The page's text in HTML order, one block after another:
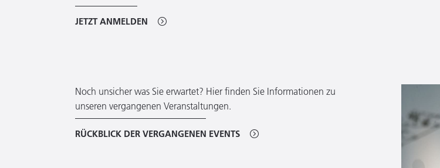
JETZT ANMELDEN
Noch unsicher was Sie erwartet? Hier finden Sie Informationen zu
unseren vergangenen Veranstaltungen.
RÜCKBLICK DER VERGANGENEN EVENTS